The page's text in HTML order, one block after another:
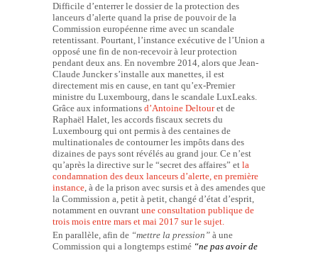
Difficile d’enterrer le dossier de la protection des
lanceurs d’alerte quand la prise de pouvoir de la
Commission européenne rime avec un scandale
retentissant. Pourtant, l’instance exécutive de l’Union a
opposé une fin de non-recevoir à leur protection
pendant deux ans. En novembre 2014, alors que Jean-
Claude Juncker s’installe aux manettes, il est
directement mis en cause, en tant qu’ex-Premier
ministre du Luxembourg, dans le scandale LuxLeaks.
Grâce aux informations d’Antoine Deltouret de
Raphaël Halet, les accords fiscaux secrets du
Luxembourg qui ont permis à des centaines de
multinationales de contourner les impôts dans des
dizaines de pays sont révélés au grand jour. Ce n’est
qu’après la directive sur le “secret des affaires” et la
condamnation des deux lanceurs d’alerte, en première
instance, à de la prison avec sursis et à des amendes que
la Commission a, petit à petit, changé d’état d’esprit,
notamment en ouvrant une consultation publique de
trois mois entre mars et mai 2017 sur le sujet.
En parallèle, afin de “mettre la pression” à une
Commission qui a longtemps estimé “ne pas avoir de